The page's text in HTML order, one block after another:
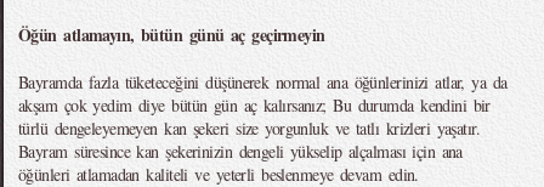
Öğün atlamayın, bütün günü aç geçirmeyin
Bayramda fazla tüketeceğini düşünerek normal ana öğünlerinizi atlar, ya da
akşam çok yedim diye bütün gün aç kalırsanız; Bu durumda kendini bir
türlü dengeleyemeyen kan şekeri size yorgunluk ve tatlı krizleri yaşatır.
Bayram süresince kan şekerinizin dengeli yükselip alçalması için ana
öğünleri atlamadan kaliteli ve yeterli beslenmeye devam edin.